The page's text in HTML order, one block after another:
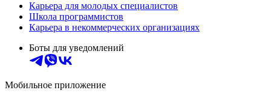
Карьера для молодых специалистов
Школа программистов
Карьера в некоммерческих организациях
Боты для уведомлений
Мобильное приложение